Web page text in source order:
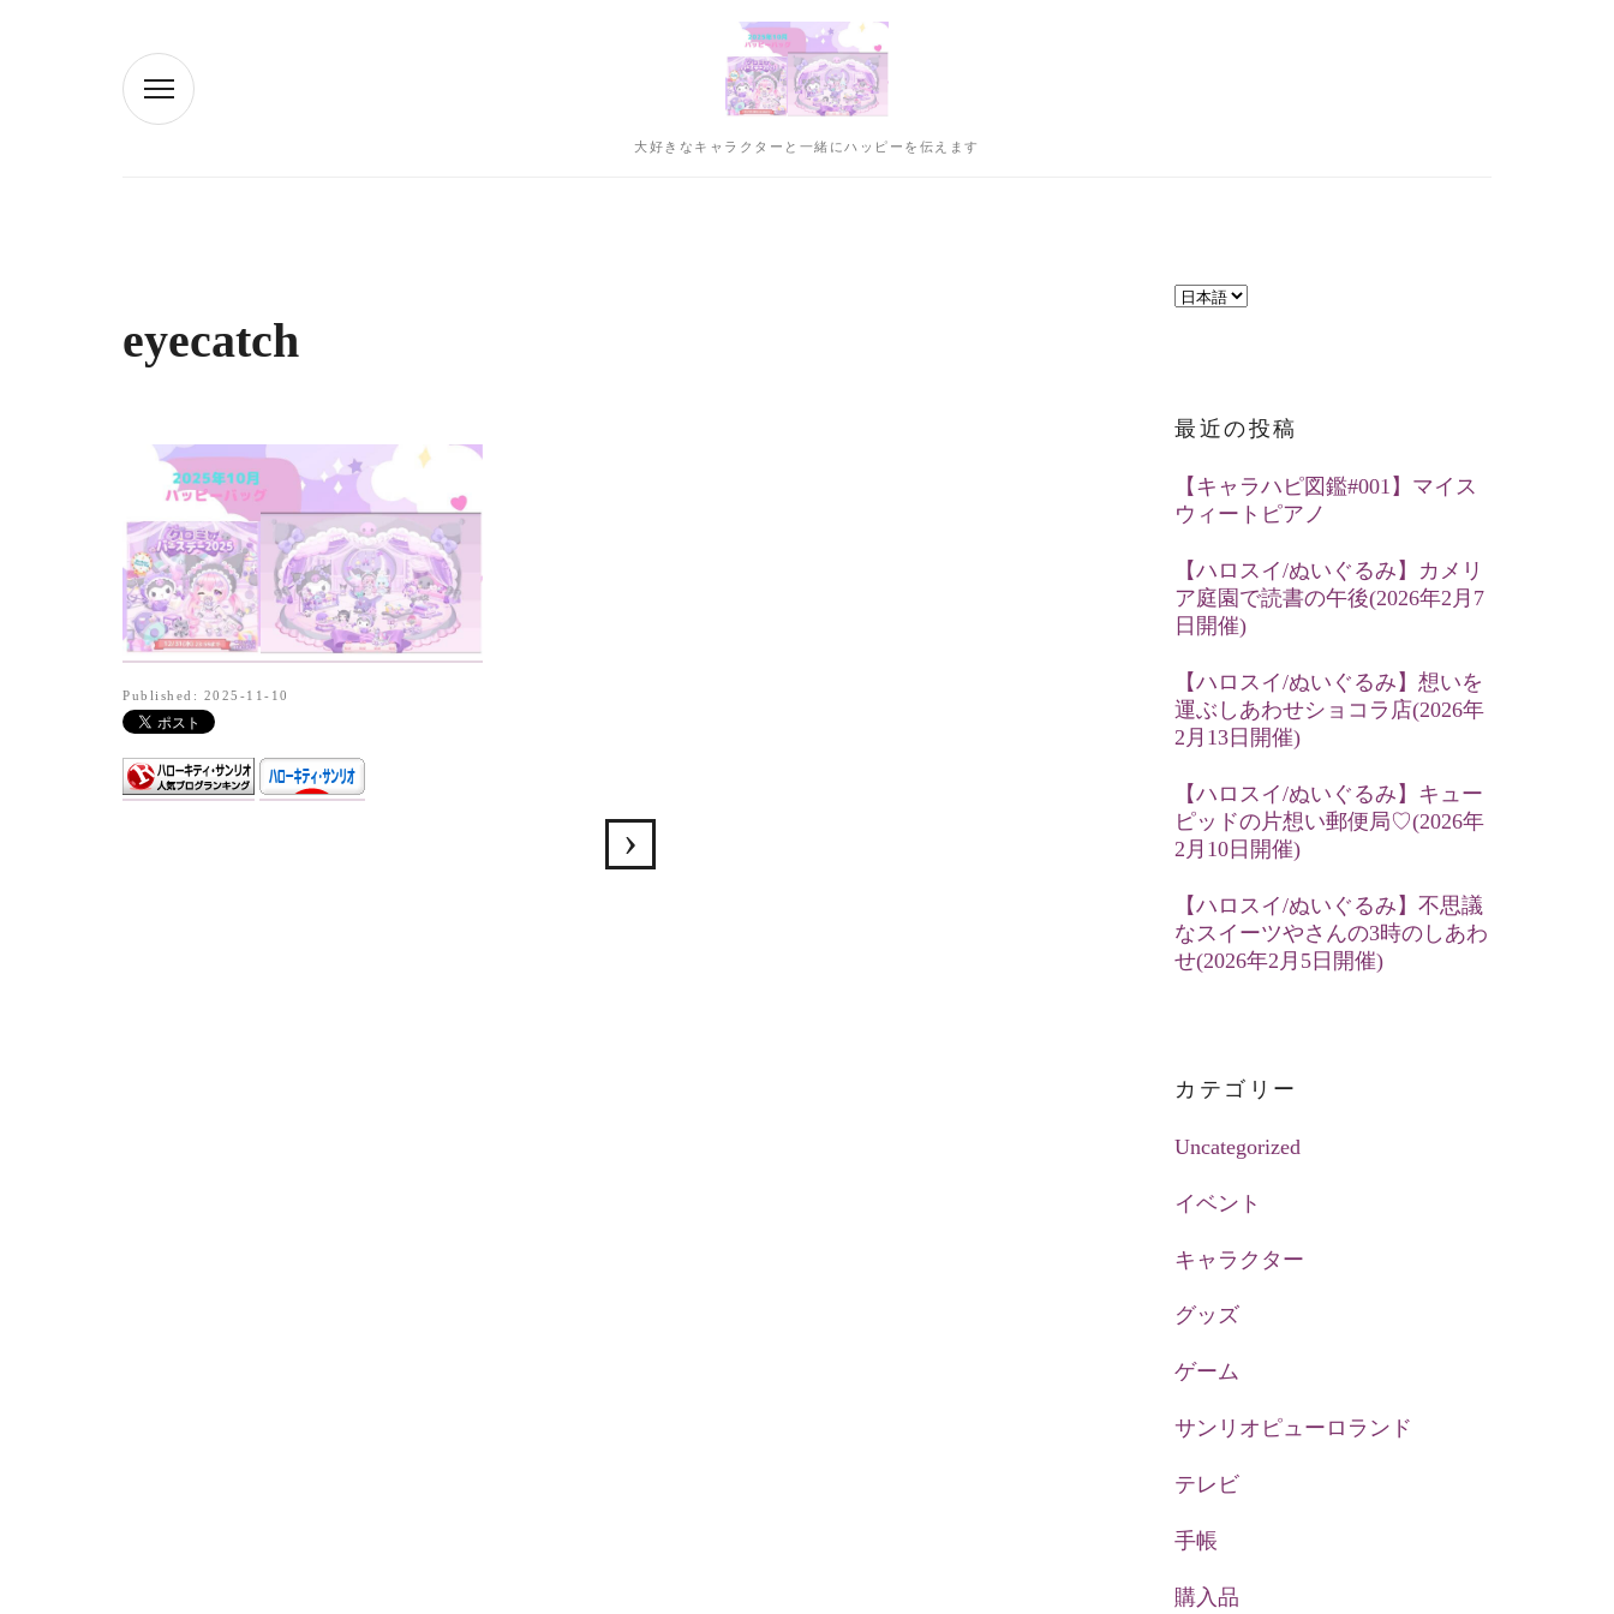
大好きなキャラクターと一緒にハッピーを伝えます
eyecatch
Published: 2025-11-10
言
択
最近の投稿
【キャラハピ図鑑#001】マイス
ウィートピアノ
【ハロスイ/ぬいぐるみ】カメリ
ア庭園で読書の午後(2026年2月7
日開催)
【ハロスイ/ぬいぐるみ】想いを
運ぶしあわせショコラ店(2026年
2月13日開催)
【ハロスイ/ぬいぐるみ】キュー
ピッドの片想い郵便局♡(2026年
2月10日開催)
【ハロスイ/ぬいぐるみ】不思議
なスイーツやさんの3時のしあわ
せ(2026年2月5日開催)
カテゴリー
Uncategorized
イベント
キャラクター
グッズ
ゲーム
サンリオピューロランド
テレビ
手帳
購入品